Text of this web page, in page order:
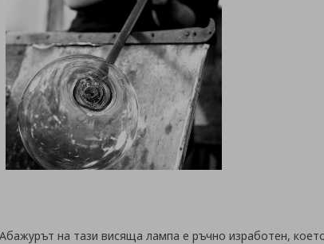
Абажурът на тази висяща лампа е ръчно изработен,